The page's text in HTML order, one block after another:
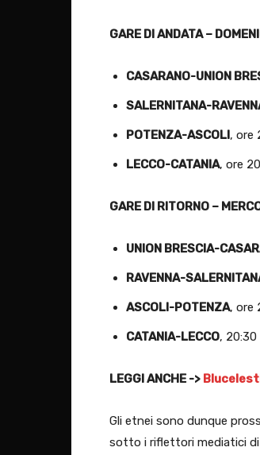
GARE DI ANDATA –
CASARANO-UNION
SALERNITANA-
POTENZA-ASCOLI, ore
LECCO-CATANIA, ore
GARE DI RITORNO –
UNION BRESCIA-
RAVENNA-
ASCOLI-POTENZA, ore
CATANIA-LECCO, 20:30
LEGGI ANCHE ->
Gli etnei sono dunque
sotto i riflettori mediatici di